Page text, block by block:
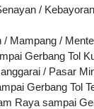
/
/ Mampang /
Gerbang Tol
/ Pasar
Gerbang Tol
Raya sampai